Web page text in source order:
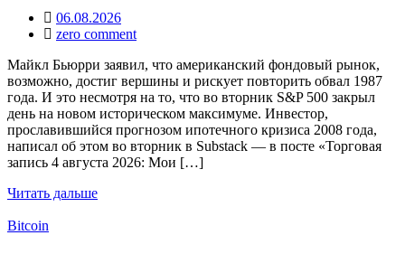
06.08.2026
zero comment
Майкл Бьюрри заявил, что американский фондовый рынок,
возможно, достиг вершины и рискует повторить обвал 1987
года. И это несмотря на то, что во вторник S&P 500 закрыл
день на новом историческом максимуме. Инвестор,
прославившийся прогнозом ипотечного кризиса 2008 года,
написал об этом во вторник в Substack — в посте «Торговая
запись 4 августа 2026: Мои […]
Читать дальше
Bitcoin